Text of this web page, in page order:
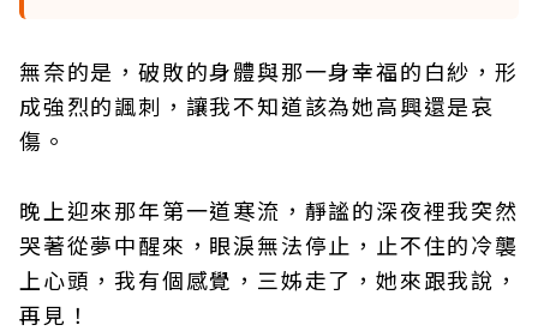
無奈的是，破敗的身體與那一身幸福的白紗，形
成強烈的諷刺，讓我不知道該為她高興還是哀
傷。
晚上迎來那年第一道寒流，靜謐的深夜裡我突然
哭著從夢中醒來，眼淚無法停止，止不住的冷襲
上心頭，我有個感覺，三姊走了，她來跟我說，
再見！